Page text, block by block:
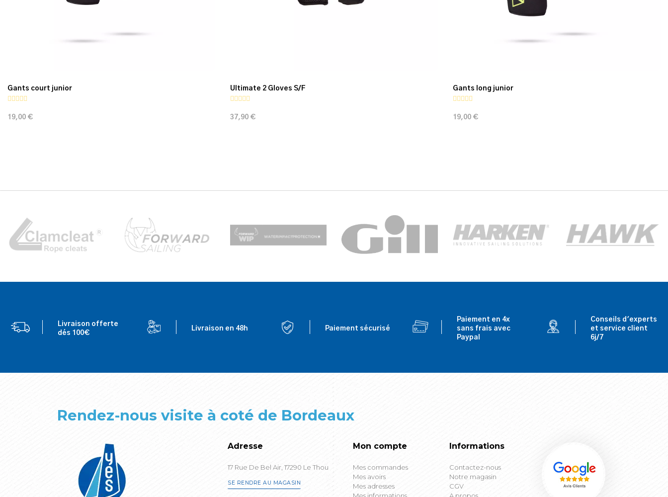
Gants court junior
19,00 €
Ultimate 2 Gloves S/F
37,90 €
Gants long junior
19,00 €
Livraison offerte
dés 100€
Livraison en 48h Paiement sécurisé
Paiement en 4x
sans frais avec
Paypal
Conseils d'experts
et service client
6j/7
Rendez-nous visite à coté de Bordeaux
Adresse
17 Rue De Bel Air, 17290 Le Thou
SE RENDRE AU MAGASIN
Mon compte
Mes commandes
Mes avoirs
Mes adresses
Informations
Contactez-nous
Notre magasin
CGV